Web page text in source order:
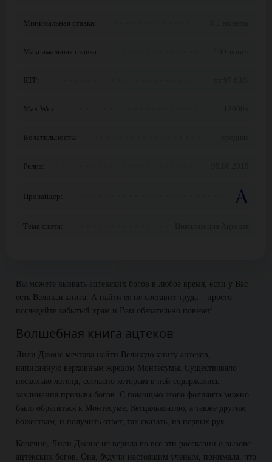
Минимальная ставка:
Максимальная ставка:
RTP:
Max Win:
Волатильность:
Релиз:
Провайдер:
Тема слота:
Вы можете вызвать ацтекских богов в любое время, если у Вас
есть Великая книга. А найти ее не составит труда – просто
исследуйте забытый храм и Вам обязательно повезет!
Волшебная книга ацтеков
Лили Джонс мечтала найти Великую книгу ацтеков,
написанную верховным жрецом Монтесумы. Существовало
несколько легенд, согласно которым в ней содержались
заклинания призыва богов. С помощью этого фолианта можно
было обратиться к Монтесуме, Кетцалькоатлю, а также другим
божествам, и получить ответ, так сказать, из первых рук.
Конечно, Лили Джонс не верила во все эти россказни о вызове
ацтекских богов. Она, будучи настоящим ученым, понимала, что